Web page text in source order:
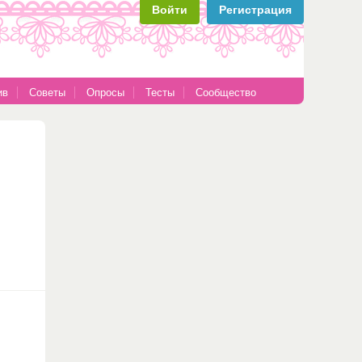
Войти Регистрация
Советы Опросы Тесты Сообщество